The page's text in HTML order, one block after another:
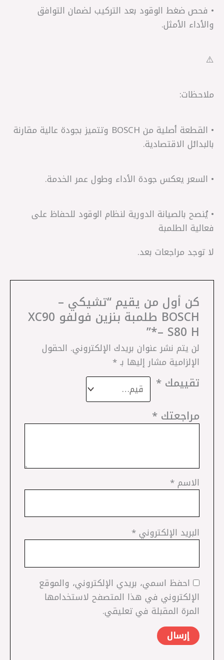
• فحص ضغط الوقود بعد التركيب لضمان التوافق
والأداء الأمثل.
⚠️
ملاحظات:
• القطعة أصلية من BOSCH وتتميز بجودة عالية مقارنة
بالبدائل الاقتصادية.
• السعر يعكس جودة الأداء وطول عمر الخدمة.
• يُنصح بالصيانة الدورية لنظام الوقود للحفاظ على
فعالية الطلمبة
لا توجد مراجعات بعد.
كن أول من يقيم “تشيكي –
BOSCH طلمبة بنزين فولفو XC90
– S80 H*”
لن يتم نشر عنوان بريدك الإلكتروني. الحقول
الإلزامية مشار إليها بـ*
تقييمك*
مراجعتك*
الاسم*
البريد الإلكتروني*
احفظ اسمي، بريدي الإلكتروني، والموقع
الإلكتروني في هذا المتصفح لاستخدامها
المرة المقبلة في تعليقي.